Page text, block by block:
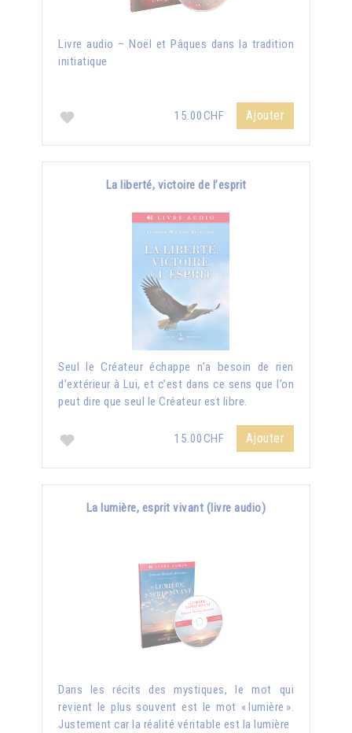
Livre audio – Noël et Pâques dans la tradition
initiatique
15.00CHF Ajouter
La liberté, victoire de l’esprit
Seul le Créateur échappe n’a besoin de rien
d’extérieur à Lui, et c’est dans ce sens que l’on
peut dire que seul le Créateur est libre.
15.00CHF Ajouter
La lumière, esprit vivant (livre audio)
Dans les récits des mystiques, le mot qui
revient le plus souvent est le mot « lumière ».
Justement car la réalité véritable est la lumière